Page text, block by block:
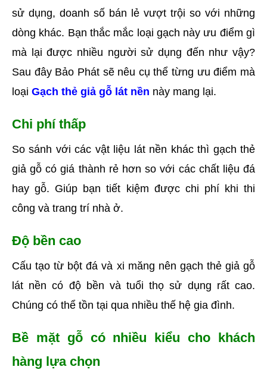
sử dụng, doanh số bán lẻ vượt trội so với những
dòng khác. Bạn thắc mắc loại gạch này ưu điểm gì
mà lại được nhiều người sử dụng đến như vậy?
Sau đây Bảo Phát sẽ nêu cụ thể từng ưu điểm mà
loại Gạch thẻ giả gỗ lát nền này mang lại.
Chi phí thấp
So sánh với các vật liệu lát nền khác thì gạch thẻ
giả gỗ có giá thành rẻ hơn so với các chất liệu đá
hay gỗ. Giúp bạn tiết kiệm được chi phí khi thi
công và trang trí nhà ở.
Độ bền cao
Cấu tạo từ bột đá và xi măng nên gạch thẻ giả gỗ
lát nền có độ bền và tuổi thọ sử dụng rất cao.
Chúng có thể tồn tại qua nhiều thế hệ gia đình.
Bề mặt gỗ có nhiều kiểu cho khách
hàng lựa chọn